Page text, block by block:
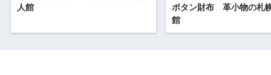
人館
ボタン財布 革小物の札
館